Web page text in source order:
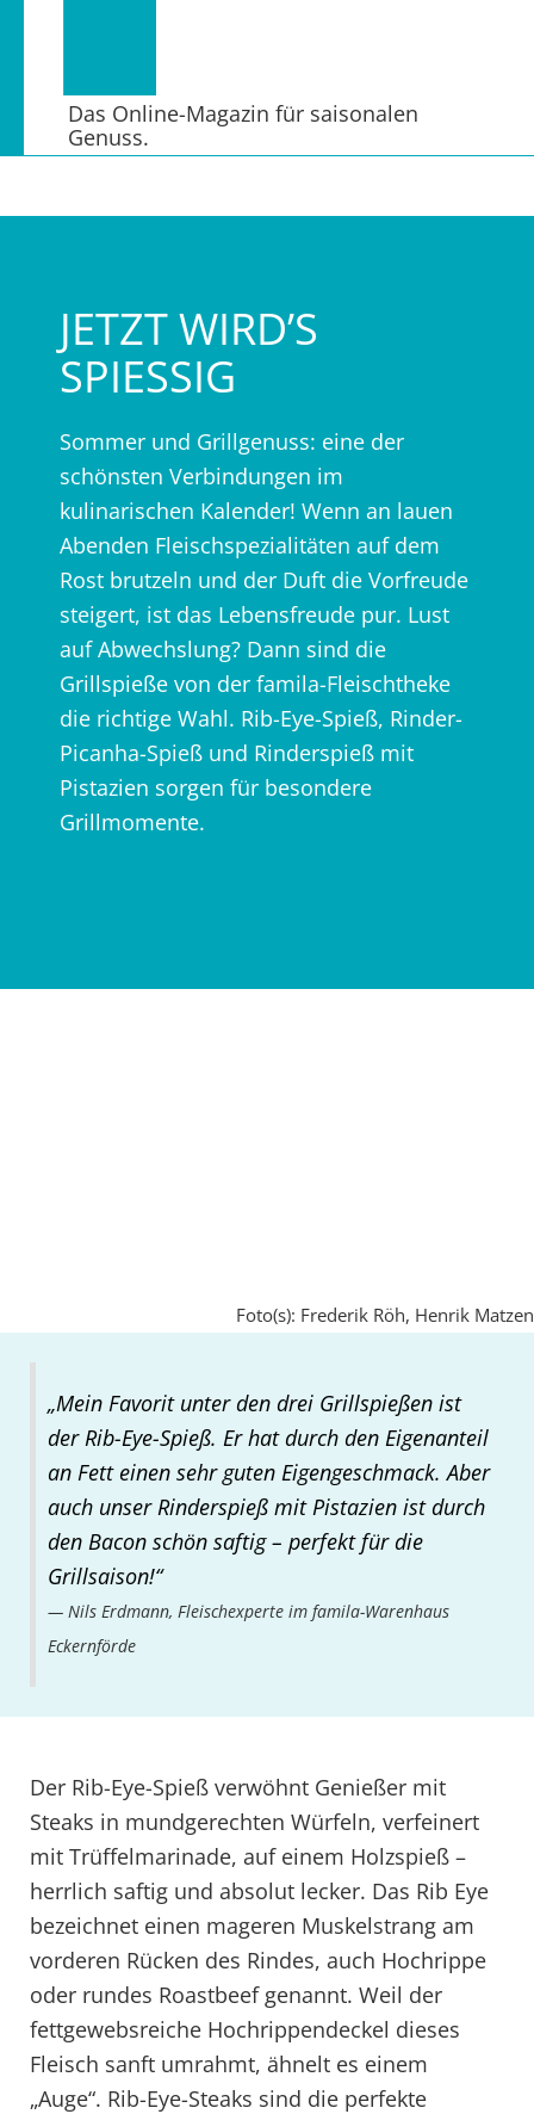
Das Online-Magazin für saisonalen
Genuss.
JETZT WIRD’S
SPIESSIG
Sommer und Grillgenuss: eine der
schönsten Verbindungen im
kulinarischen Kalender! Wenn an lauen
Abenden Fleischspezialitäten auf dem
Rost brutzeln und der Duft die Vorfreude
steigert, ist das Lebensfreude pur. Lust
auf Abwechslung? Dann sind die
Grillspieße von der famila-Fleischtheke
die richtige Wahl. Rib-Eye-Spieß, Rinder-
Picanha-Spieß und Rinderspieß mit
Pistazien sorgen für besondere
Grillmomente.
Foto(s): Frederik Röh, Henrik Matzen
„Mein Favorit unter den drei Grillspießen ist
der Rib-Eye-Spieß. Er hat durch den Eigenanteil
an Fett einen sehr guten Eigengeschmack. Aber
auch unser Rinderspieß mit Pistazien ist durch
den Bacon schön saftig – perfekt für die
Grillsaison!“
Nils Erdmann, Fleischexperte im famila-Warenhaus
Eckernförde
Der Rib-Eye-Spieß verwöhnt Genießer mit
Steaks in mundgerechten Würfeln, verfeinert
mit Trüffelmarinade, auf einem Holzspieß –
herrlich saftig und absolut lecker. Das Rib Eye
bezeichnet einen mageren Muskelstrang am
vorderen Rücken des Rindes, auch Hochrippe
oder rundes Roastbeef genannt. Weil der
fettgewebsreiche Hochrippendeckel dieses
Fleisch sanft umrahmt, ähnelt es einem
„Auge“. Rib-Eye-Steaks sind die perfekte